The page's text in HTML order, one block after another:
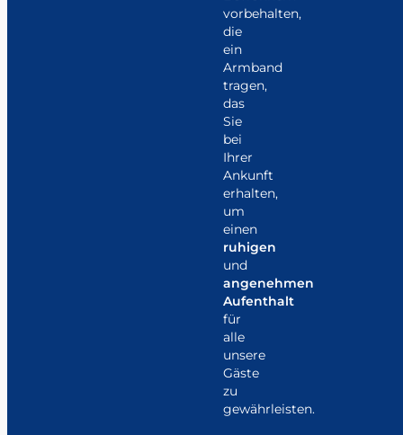
vorbehalten,
die
ein
Armband
tragen,
das
Sie
bei
Ihrer
Ankunft
erhalten,
um
einen
ruhigen
und
angenehmen
Aufenthalt
für
alle
unsere
Gäste
zu
gewährleisten.